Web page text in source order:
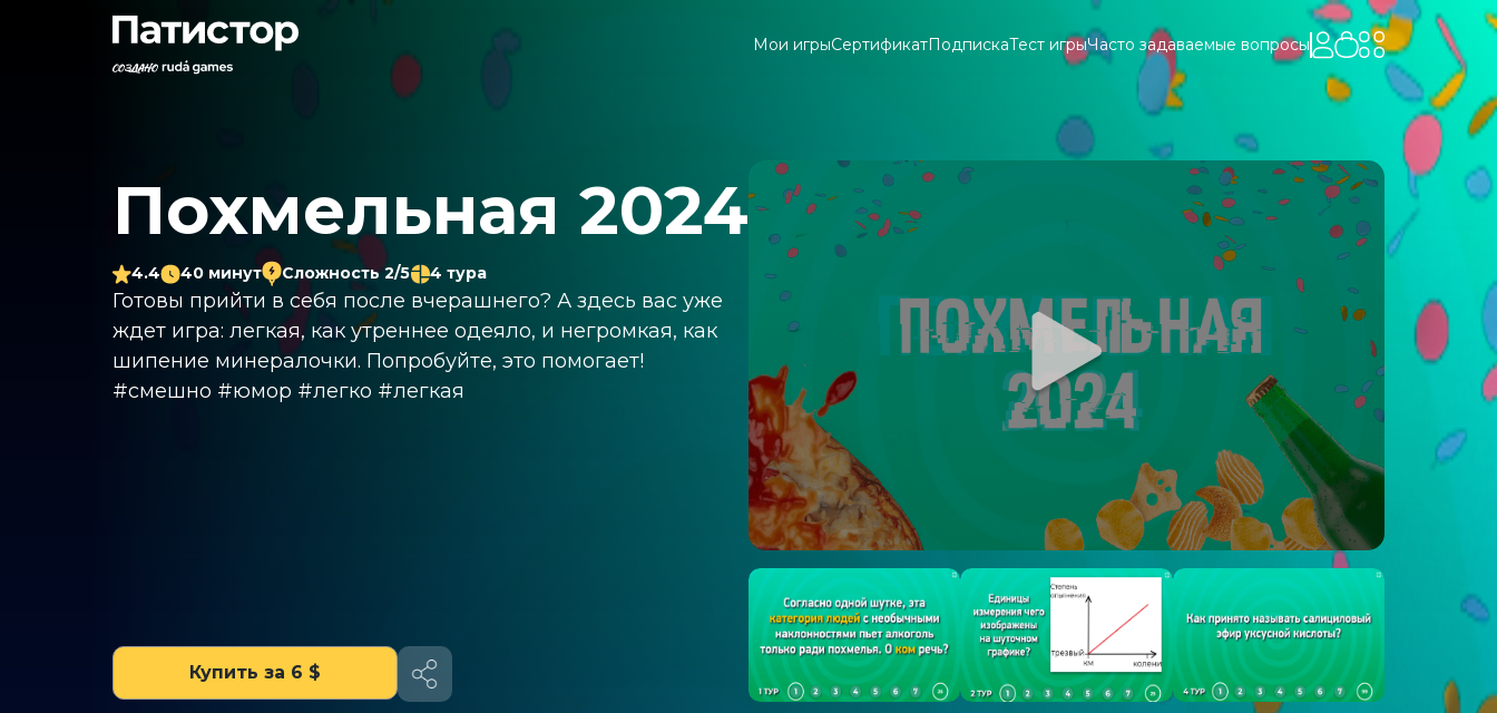
Мои игрыСертификатПодпискаТест игрыЧасто задаваемые вопросы
Похмельная 2024
4.4 40 минут Сложность 2/5 4 тура
Готовы прийти в себя после вчерашнего? А здесь вас уже
ждет игра: легкая, как утреннее одеяло, и негромкая, как
шипение минералочки. Попробуйте, это помогает!
#смешно #юмор #легко #легкая
Купить за 6 $